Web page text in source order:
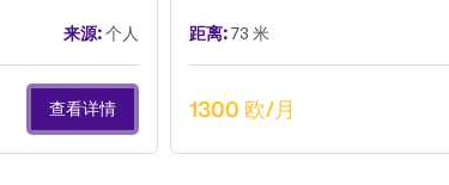
来源:个人
查看详情
距离:73 米
1300 欧/月